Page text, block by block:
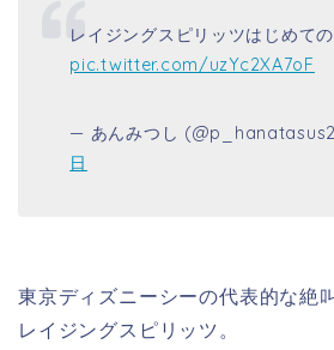
レイジングスピリッツはじめての
pic.twitter.com/uzYc2XA7oF
— あんみつし
日
東京ディズニーシーの代表的な絶
レイジングスピリッツ。